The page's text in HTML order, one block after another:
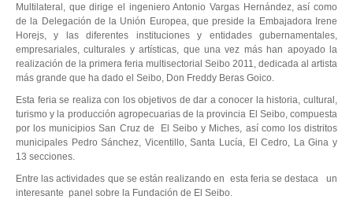
Multilateral, que dirige el ingeniero Antonio Vargas Hernández, así como
de la Delegación de la Unión Europea, que preside la Embajadora Irene
Horejs, y las diferentes instituciones y entidades gubernamentales,
empresariales, culturales y artísticas, que una vez más han apoyado la
realización de la primera feria multisectorial Seibo 2011, dedicada al artista
más grande que ha dado el Seibo, Don Freddy Beras Goico.
Esta feria se realiza con los objetivos de dar a conocer la historia, cultural,
turismo y la producción agropecuarias de la provincia El Seibo, compuesta
por los municipios San Cruz de El Seibo y Miches, así como los distritos
municipales Pedro Sánchez, Vicentillo, Santa Lucía, El Cedro, La Gina y
13 secciones.
Entre las actividades que se están realizando en esta feria se destaca un
interesante panel sobre la Fundación de El Seibo.